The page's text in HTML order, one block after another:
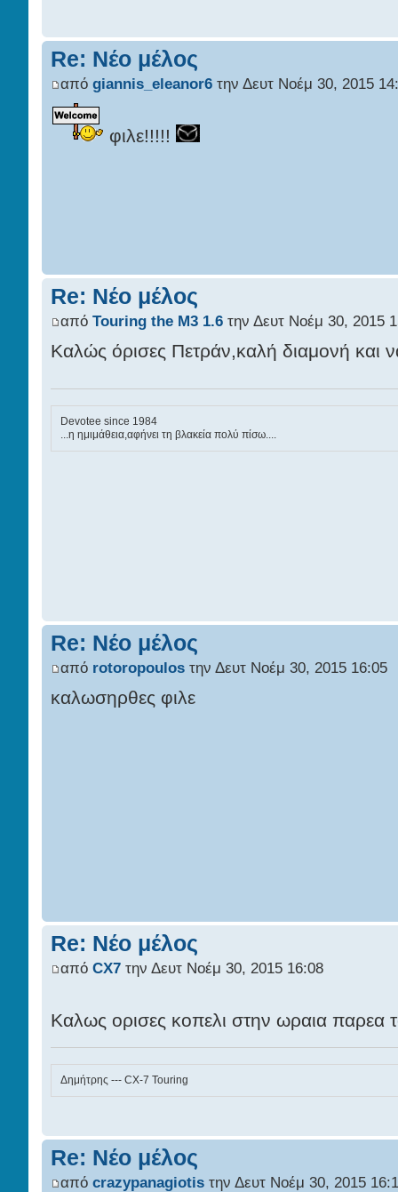
Re: Νέο μέλος
από giannis_eleanor6την Δευτ Νοέμ 30, 2015
φιλε!!!!!
Re: Νέο μέλος
από Touring the M3 1.6την Δευτ Νοέμ 30, 2015
Καλώς όρισες Πετράν,καλή διαμονή και
Devotee since 1984
...η ημιμάθεια,αφήνει τη βλακεία πολύ πίσω....
Re: Νέο μέλος
από rotoropoulosτην Δευτ Νοέμ 30, 2015 16:05
καλωσηρθες φιλε
Re: Νέο μέλος
από CX7την Δευτ Νοέμ 30, 2015 16:08
Καλως ορισες κοπελι στην ωραια
Δημήτρης --- CX-7 Touring
Re: Νέο μέλος
από crazypanagiotisτην Δευτ Νοέμ 30, 2015